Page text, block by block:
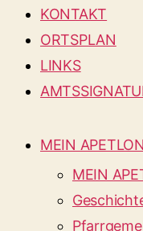
KONTAKT
ORTSPLAN
LINKS
MEIN APETLON
MEIN